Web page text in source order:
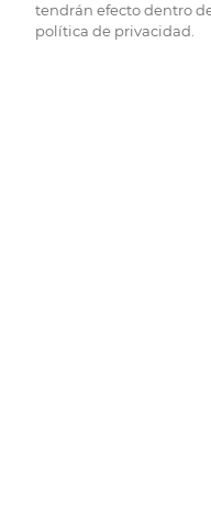
tendrán efecto dentro
política de privacidad.